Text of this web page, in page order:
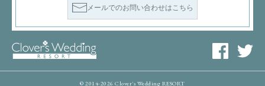
メールでのお問い合わせはこちら
© 2014-2026 Clover's Wedding RESORT